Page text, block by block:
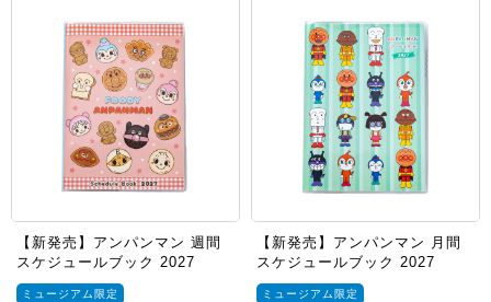
【新発売】アンパンマン 週間
スケジュールブック 2027
ミュージアム限定
【新発売】アンパンマン 月間
スケジュールブック 2027
ミュージアム限定